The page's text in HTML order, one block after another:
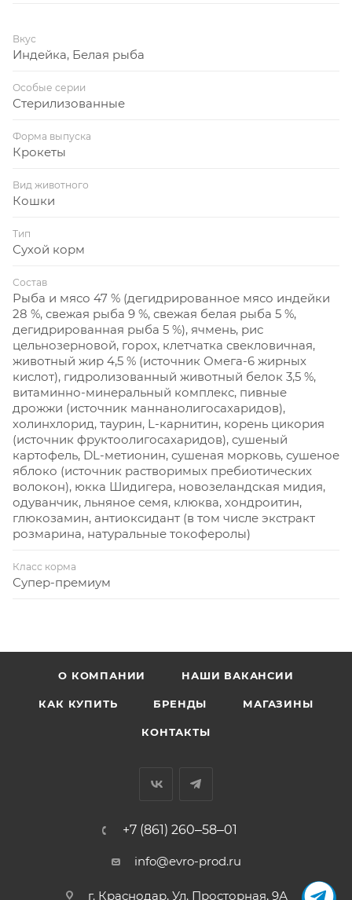
Вкус
Индейка, Белая рыба
Особые серии
Стерилизованные
Форма выпуска
Крокеты
Вид животного
Кошки
Тип
Сухой корм
Состав
Рыба и мясо 47 % (дегидрированное мясо индейки
28 %, свежая рыба 9 %, свежая белая рыба 5 %,
дегидрированная рыба 5 %), ячмень, рис
цельнозерновой, горох, клетчатка свекловичная,
животный жир 4,5 % (источник Омега-6 жирных
кислот), гидролизованный животный белок 3,5 %,
витаминно-минеральный комплекс, пивные
дрожжи (источник маннанолигосахаридов),
холинхлорид, таурин, L-карнитин, корень цикория
(источник фруктоолигосахаридов), сушеный
картофель, DL-метионин, сушеная морковь, сушеное
яблоко (источник растворимых пребиотических
волокон), юкка Шидигера, новозеландская мидия,
одуванчик, льняное семя, клюква, хондроитин,
глюкозамин, антиоксидант (в том числе экстракт
розмарина, натуральные токоферолы)
Класс корма
Супер-премиум
О КОМПАНИИ НАШИ ВАКАНСИИ
КАК КУПИТЬ БРЕНДЫ МАГАЗИНЫ
КОНТАКТЫ
+7 (861) 260‒58‒01
info@evro-prod.ru
г. Краснодар, ​Ул. Просторная, 9А